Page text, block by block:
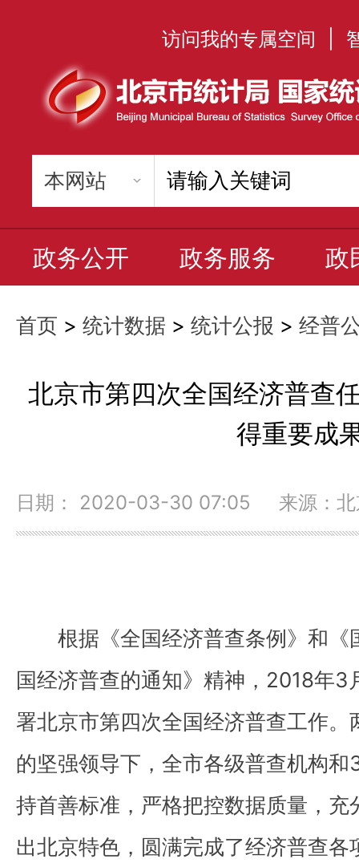
访问我的专属空间
政务公开 政务服务 政
首页 > 统计数据 > 统计公报 > 经普
北京市第四次全国经济普查
得重要成
日期： 2020-03-30 07:05 来源： ​北
根据《全国经济普查条例》和《
国经济普查的通知》精神，2018年3
署北京市第四次全国经济普查工作
的坚强领导下，全市各级普查机构和
持首善标准，严格把控数据质量，
出北京特色，圆满完成了经济普查